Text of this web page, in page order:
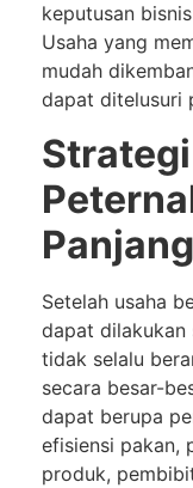
keputusan
Usaha yang
mudah
dapat ditelusuri
Panjang
Setelah usaha
dapat dilakukan
tidak selalu
secara besar-
dapat berupa
efisiensi pakan,
produk,